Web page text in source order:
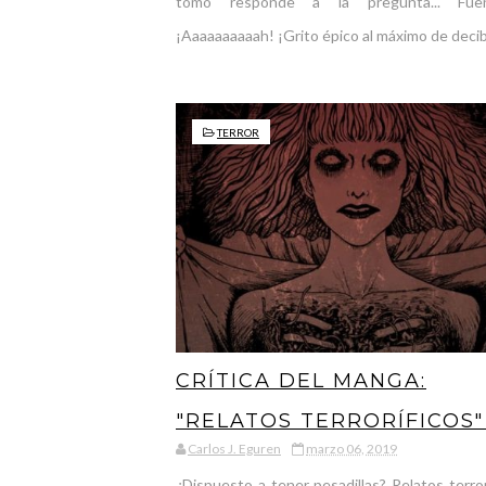
¡Aaaaaaaaaah! ¡Grito épico al máximo de
TERROR
CRÍTICA DEL MANGA:
"RELATOS TERRORÍFICOS"
DE JUNJI ITO, CÓMO
Carlos J. Eguren marzo 06, 2019